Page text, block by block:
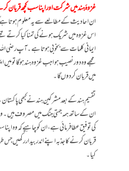
غزوۂ ہند میں شرکت اور اپنا سب کچھ قربان
ان احادیث کےمطالعے سے یہ معلوم ہوتا ہے
اس غزوہ میں شریک ہونے کی تمنا کیا کرتے
ایمانی کلمات سے بخوبی ہوتا ہے۔ آپ رضی اللہ
مجھے وہ دور نصیب ہوا جب غزوہ ہند ہوگا تو میں
میں قربان کر دوں گا۔
تقسیم ہند کے بعد مشرکین ہند نے کبھی پاکستان
ان کے ساتھ ہمہ جہتی جنگ میں مصروف ہیں۔
کی توفیق عطا فرمائی ہے، ان کو چاہیے کہ وہ
قربان کرنے کا جذبہ اپنے اندربیدار رکھیں
کیا۔